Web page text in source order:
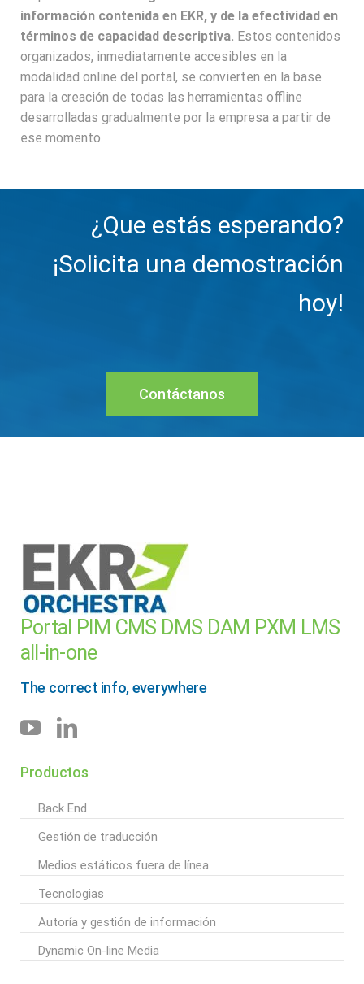
información contenida en EKR, y de la efectividad en
términos de capacidad descriptiva. Estos contenidos
organizados, inmediatamente accesibles en la
modalidad online del portal, se convierten en la base
para la creación de todas las herramientas offline
desarrolladas gradualmente por la empresa a partir de
ese momento.
¿Que estás esperando?
¡Solicita una demostración
hoy!
Contáctanos
Portal PIM CMS DMS DAM PXM LMS
all-in-one
The correct info, everywhere
Productos
Back End
Gestión de traducción
Medios estáticos fuera de línea
Tecnologias
Autoría y gestión de información
Dynamic On-line Media